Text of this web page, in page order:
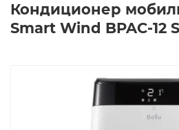
Кондиционер
Smart Wind BPAC-12